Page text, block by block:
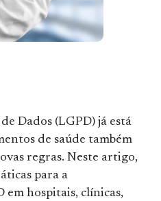
Dados (LGPD) já está
de saúde também
regras. Neste artigo,
para a
em hospitais, clínicas,